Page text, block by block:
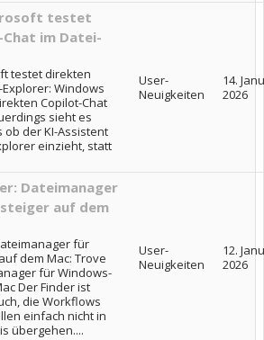
testet
im Datei-
testet direkten
Windows
Copilot-Chat
sieht es
ob der KI-Assistent
einzieht, statt
User-
Neuigkeiten
14.
2026
Dateimanager
auf dem
für
dem Mac: Trove
für Windows-
Der Finder ist
die Workflows
einfach nicht in
übergehen....
User-
Neuigkeiten
12.
2026